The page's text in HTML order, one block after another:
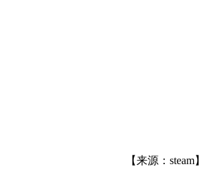
【来源：steam】